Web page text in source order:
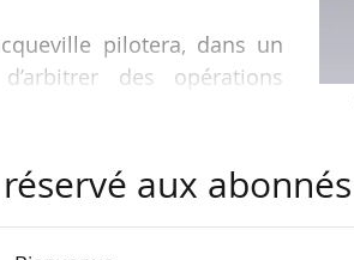
pilotera, dans un
des opérations
ambition, les équipes
de 3 nouveaux experts
aux abonnés